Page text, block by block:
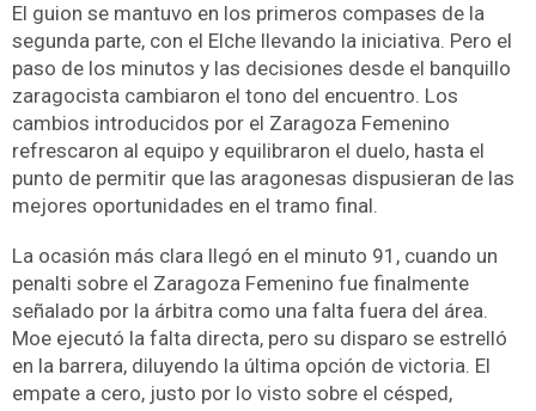
El guion se mantuvo en los primeros compases de la
segunda parte, con el Elche llevando la iniciativa. Pero el
paso de los minutos y las decisiones desde el banquillo
zaragocista cambiaron el tono del encuentro. Los
cambios introducidos por el Zaragoza Femenino
refrescaron al equipo y equilibraron el duelo, hasta el
punto de permitir que las aragonesas dispusieran de las
mejores oportunidades en el tramo final.
La ocasión más clara llegó en el minuto 91, cuando un
penalti sobre el Zaragoza Femenino fue finalmente
señalado por la árbitra como una falta fuera del área.
Moe ejecutó la falta directa, pero su disparo se estrelló
en la barrera, diluyendo la última opción de victoria. El
empate a cero, justo por lo visto sobre el césped,